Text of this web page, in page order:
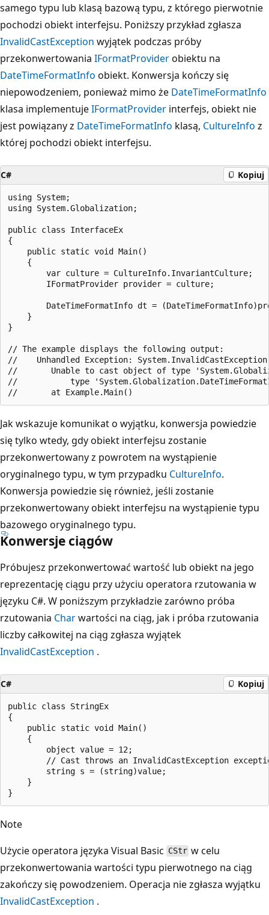
samego typu lub klasą bazową typu, z którego pierwotnie
pochodzi obiekt interfejsu. Poniższy przykład zgłasza
InvalidCastException wyjątek podczas próby
przekonwertowania IFormatProviderobiektu na
DateTimeFormatInfo obiekt. Konwersja kończy się
niepowodzeniem, ponieważ mimo że DateTimeFormatInfo
klasa implementujeIFormatProvider interfejs, obiekt nie
jest powiązany z DateTimeFormatInfo klasą, CultureInfo z
której pochodzi obiekt interfejsu.
C# Kopiuj
using System;
using System.Globalization;
public class InterfaceEx
{
    public static void Main()
    {
        var culture = CultureInfo.InvariantCulture;
        IFormatProvider provider = culture;
DateTimeFormatInfo dt =
    }
}
// The example displays the following output:
//    Unhandled Exception:
//       Unable to cast object of type
//           type
Jak wskazuje komunikat o wyjątku, konwersja powiedzie
się tylko wtedy, gdy obiekt interfejsu zostanie
przekonwertowany z powrotem na wystąpienie
oryginalnego typu, w tym przypadku CultureInfo.
Konwersja powiedzie się również, jeśli zostanie
przekonwertowany obiekt interfejsu na wystąpienie typu
bazowego oryginalnego typu.
Konwersje ciągów
Próbujesz przekonwertować wartość lub obiekt na jego
reprezentację ciągu przy użyciu operatora rzutowania w
języku C#. W poniższym przykładzie zarówno próba
rzutowania Charwartości na ciąg, jak i próba rzutowania
liczby całkowitej na ciąg zgłasza wyjątek
InvalidCastException .
C# Kopiuj
public class StringEx
{
    public static void Main()
    {
        object value = 12;
// Cast throws an InvalidCastException
        string s = (string)value;
    }
Note
Użycie operatora języka Visual Basic CStr w celu
przekonwertowania wartości typu pierwotnego na ciąg
zakończy się powodzeniem. Operacja nie zgłasza wyjątku
InvalidCastException .